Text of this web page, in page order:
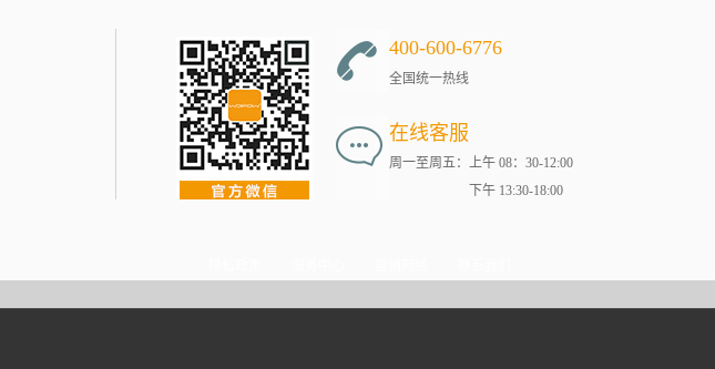
400-600-6776
全国统一热线
在线客服
周一至周五：上午 08：30-12:00
下午 13:30-18:00